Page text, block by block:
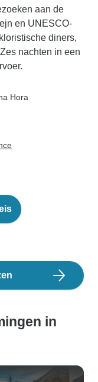
aan de
en UNESCO-
diners,
nachten in een
Hora
in